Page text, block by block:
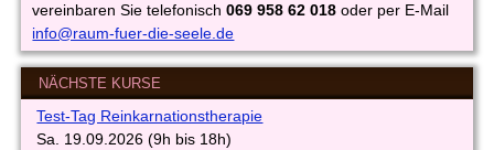
vereinbaren Sie telefonisch069 958 62 018 oder per E-Mail
info@raum-fuer-die-seele.de
NÄCHSTE KURSE
Test-Tag Reinkarnationstherapie
Sa. 19.09.2026 (9h bis 18h)